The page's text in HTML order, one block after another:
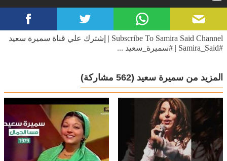
Subscribe To Samira Said Channel | إشترك علي قناة سميرة سعيد
#Samira_Said | #سميرة_سعيد ...
المزيد من سميرة سعيد (562 مشاركة)